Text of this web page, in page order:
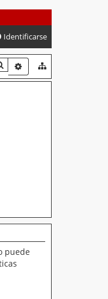
Identificarse
BUSCARBÚSQUEDA
puede